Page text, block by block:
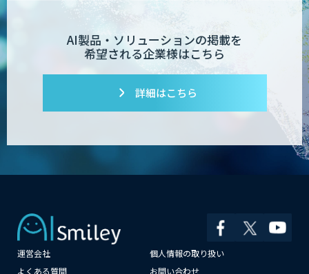
AI製品・ソリューションの掲載を
希望される企業様はこちら
詳細はこちら
運営会社
個人情報の取り扱い
よくある質問
お問い合わせ